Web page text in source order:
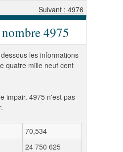
Suivant : 4976
4975
les informations
quatre mille neuf cent
impair. 4975 n'est pas
70,534
24 750 625